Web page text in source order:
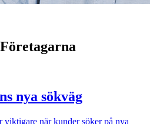
nya sökväg
när kunder söker på nya